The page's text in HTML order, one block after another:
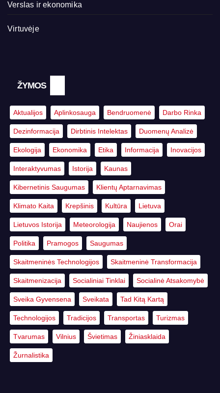
Verslas ir ekonomika
Virtuvėje
ŽYMOS
Aktualijos Aplinkosauga Bendruomenė Darbo Rinka
Dezinformacija Dirbtinis Intelektas Duomenų Analizė
Ekologija Ekonomika Etika Informacija Inovacijos
Interaktyvumas Istorija Kaunas
Kibernetinis Saugumas Klientų Aptarnavimas
Klimato Kaita Krepšinis Kultūra Lietuva
Lietuvos Istorija Meteorologija Naujienos Orai
Politika Pramogos Saugumas
Skaitmeninės Technologijos Skaitmeninė Transformacija
Skaitmenizacija Socialiniai Tinklai Socialinė Atsakomybė
Sveika Gyvensena Sveikata Tad Kitą Kartą
Technologijos Tradicijos Transportas Turizmas
Tvarumas Vilnius Švietimas Žiniasklaida
Žurnalistika